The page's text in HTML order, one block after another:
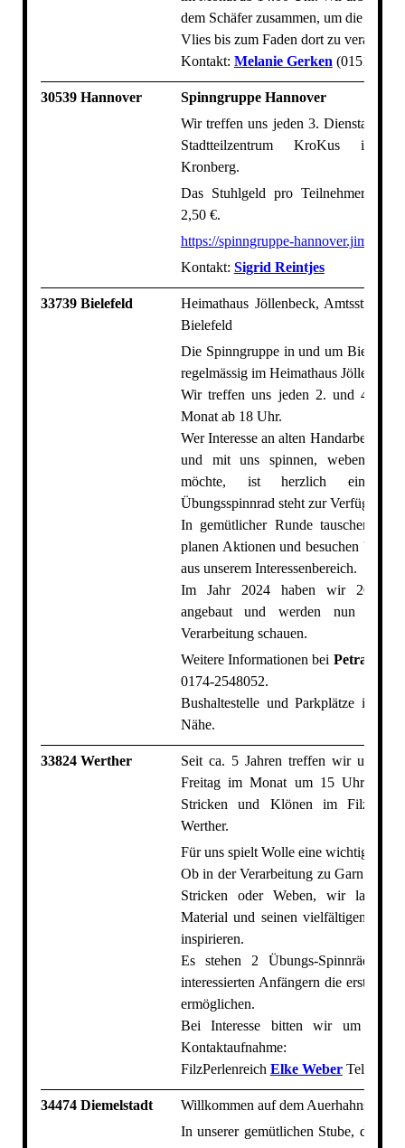
dem Schäfer zusammen, um die Wolle
Vlies bis zum Faden dort zu
Kontakt: Melanie Gerken (0151-
30539 Hannover
Spinngruppe Hannover
Wir treffen uns jeden 3. Dienstag im
Stadtteilzentrum KroKus in
Kronberg.
Das Stuhlgeld pro Teilnehmer/
2,50 €.
https://spinngruppe-
Kontakt: Sigrid Reintjes
33739 Bielefeld
Heimathaus Jöllenbeck, Amtsstraße
Bielefeld
Die Spinngruppe in und um Bielefeld
regelmässig im Heimathaus Jöllenbeck.
Wir treffen uns jeden 2. und 4.
Monat ab 18 Uhr.
Wer Interesse an alten
und mit uns spinnen, weben oder
möchte, ist herzlich
Übungsspinnrad steht zur Verfügung.
In gemütlicher Runde tauschen wir
planen Aktionen und besuchen
aus unserem Interessenbereich.
Im Jahr 2024 haben wir 200
angebaut und werden nun
Verarbeitung schauen.
Weitere Informationen bei Petra Voß
0174-2548052.
Bushaltestelle und Parkplätze in
Nähe.
33824 Werther
Seit ca. 5 Jahren treffen wir uns an
Freitag im Monat um 15 Uhr zum
Stricken und Klönen im
Werther.
Für uns spielt Wolle eine wichtige
Ob in der Verarbeitung zu Garn oder
Stricken oder Weben, wir lassen
Material und seinen vielfältigen
inspirieren.
Es stehen 2 Übungs-Spinnräder
interessierten Anfängern die ersten
ermöglichen.
Bei Interesse bitten wir um eine
Kontaktaufnahme:
FilzPerlenreich Elke WeberTel
34474 Diemelstadt
Willkommen auf dem Auerhahnshof
In unserer gemütlichen Stube, die